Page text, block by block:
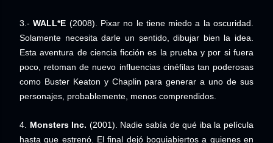
3.-WALL*E (2008). Pixar no le tiene miedo a la oscuridad.
Solamente necesita darle un sentido, dibujar bien la idea.
Esta aventura de ciencia ficción es la prueba y por si fuera
poco, retoman de nuevo influencias cinéfilas tan poderosas
como Buster Keaton y Chaplin para generar a uno de sus
personajes, probablemente, menos comprendidos.
4. Monsters Inc. (2001). Nadie sabía de qué iba la película
hasta que estrenó. El final dejó boquiabiertos a quienes en